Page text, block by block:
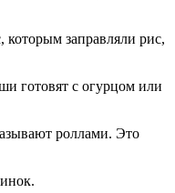
которым заправляли рис,
готовят с огурцом или
роллами. Это